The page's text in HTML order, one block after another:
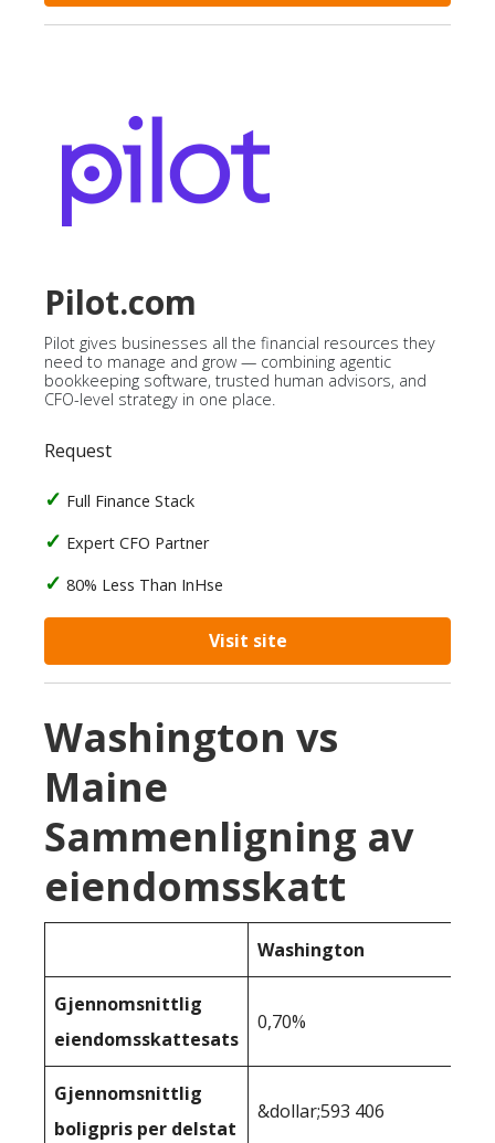
Pilot.com
Pilot gives businesses all the financial resources they
need to manage and grow — combining agentic
bookkeeping software, trusted human advisors, and
CFO-level strategy in one place.
Request
Full Finance Stack
Expert CFO Partner
80% Less Than InHse
Visit site
Washington vs
Maine
Sammenligning av
eiendomsskatt
Washington
Gjennomsnittlig
eiendomsskattesats
0,70%
Gjennomsnittlig
boligpris per delstat
&dollar;593 406